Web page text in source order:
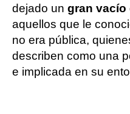
dejado un gran vacío
aquellos que le
no era pública,
describen como una
e implicada en su